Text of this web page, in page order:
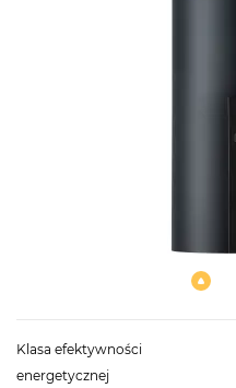
Klasa efektywności
energetycznej